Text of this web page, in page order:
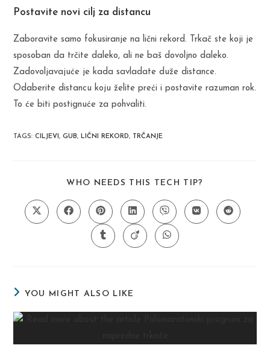
Postavite novi cilj za distancu
Zaboravite samo fokusiranje na lični rekord. Trkač ste koji je
sposoban da trčite daleko, ali ne baš dovoljno daleko.
Zadovoljavajuće je kada savladate duže distance.
Odaberite distancu koju želite preći i postavite razuman rok.
To će biti postignuće za pohvaliti.
TAGS:CILJEVI, GUB, LIČNI REKORD, TRČANJE
WHO NEEDS THIS TECH TIP?
CONTENT
Opens
in
Opens
in
Opens
in
a
new
window
Opens
in
a
new
window
Opens
in
a
new
window
Opens
in
Opens
in
Opens
in
Opens
in
Opens
in
YOU MIGHT ALSO LIKE